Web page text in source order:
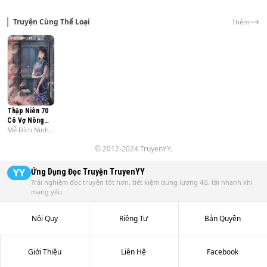
lời hứa rằng anh sẽ là chồng của cô bé sau này.
Truyện Cùng Thể Loại Thêm
Thập Niên 70
Cô Vợ Nông
Thôn Của Quân
Mễ Đích Ninh
© 2012-2024 TruyenYY.
YY Ứng Dụng Đọc Truyện TruyenYY
Trải nghiệm đọc truyện tốt hơn, tiết kiệm dung lượng 4G, tải nhanh khi
mạng yếu.
Nội Quy Riêng Tư Bản Quyền
Giới Thiệu Liên Hệ Facebook